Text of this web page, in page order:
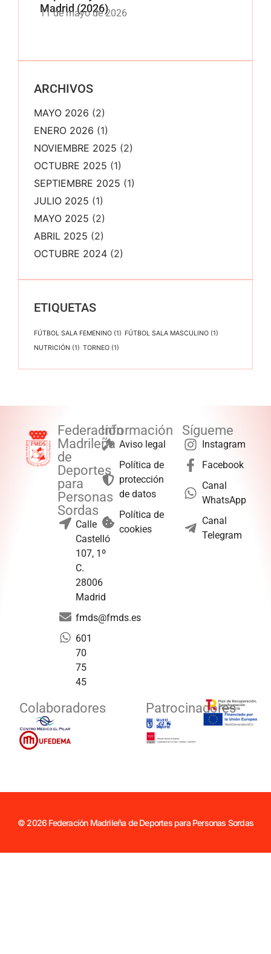
Madrid (2026)
11 de mayo de 2026
ARCHIVOS
MAYO 2026 (2)
ENERO 2026 (1)
NOVIEMBRE 2025 (2)
OCTUBRE 2025 (1)
SEPTIEMBRE 2025 (1)
JULIO 2025 (1)
MAYO 2025 (2)
ABRIL 2025 (2)
OCTUBRE 2024 (2)
ETIQUETAS
FÚTBOL SALA FEMENINO (1) FÚTBOL SALA MASCULINO (1)
NUTRICIÓN (1) TORNEO (1)
Federación
Madrileña
de
Deportes
para
Personas
Sordas
Calle
Castelló
107, 1º
C.
28006
Madrid
fmds@fmds.es
601
70
75
45
Información
Aviso legal
Política de
protección
de datos
Política de
cookies
Sígueme
Instagram
Facebook
Canal
WhatsApp
Canal
Telegram
Colaboradores Patrocinadores
© 2026 Federación Madrileña de Deportes para Personas Sordas